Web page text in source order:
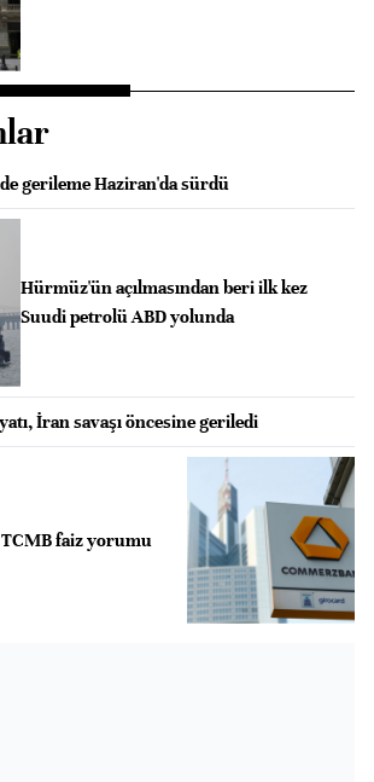
gerileme Haziran'da sürdü
Hürmüz'ün açılmasından beri ilk kez
Suudi petrolü ABD yolunda
İran savaşı öncesine geriledi
faiz yorumu